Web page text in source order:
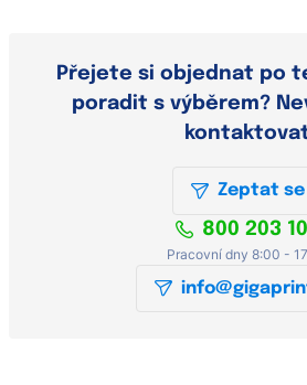
Přejete si objednat po
poradit s výběrem?
Zeptat se
800 203
Pracovní dny 8:00 -